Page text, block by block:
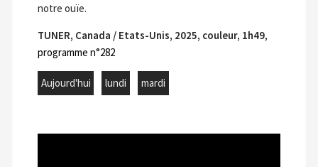
notre ouïe.
TUNER, Canada / Etats-Unis, 2025, couleur, 1h49,
programme n°282
Aujourd'hui lundi mardi